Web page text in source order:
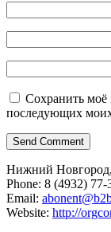
Сохранить моё
последующих
Нижний
Phone: 8 (4932) 77-
Email:
Website: http://